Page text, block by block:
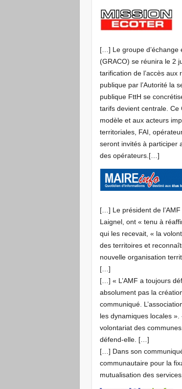
[…] Le groupe d’échange
(GRACO) se réunira le 2
tarification de l’accès
publique par l’Autorité la
publique FttH se
tarifs devient centrale. Ce
modèle et aux acteurs
territoriales, FAI,
seront invités à participer
des opérateurs.[…]
[…] Le président de
Laignel, ont « tenu à
qui les recevait, « la
des territoires et
nouvelle organisation
[…]
[…] « L’AMF a toujours
absolument pas la
communiqué.
les dynamiques locales
volontariat des
défend-elle. […]
[…] Dans son
communautaire pour la
mutualisation des